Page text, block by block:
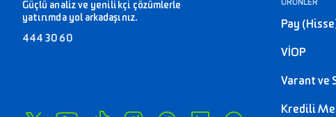
Güçlü analiz ve yenilikçi çözümlerle
yatırımda yol arkadaşınız.
444 30 60
ÜRÜNLER
Pay
VİOP
Varant ve
Kredili